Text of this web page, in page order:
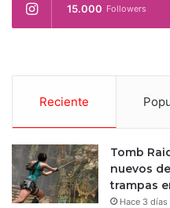
15.000 Followers
Reciente
Tomb
nuevos
trampas
Hace 3 días